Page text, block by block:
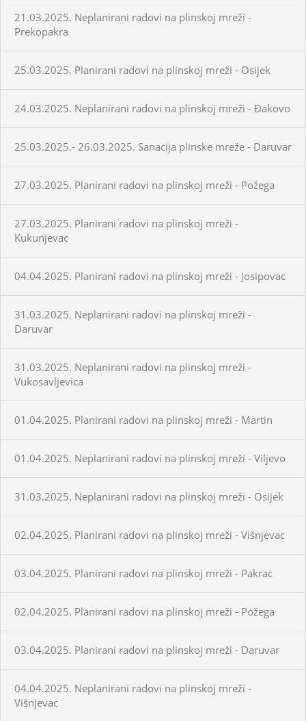
21.03.2025. Neplanirani radovi na plinskoj mreži -
Prekopakra
25.03.2025. Planirani radovi na plinskoj mreži - Osijek
24.03.2025. Neplanirani radovi na plinskoj mreži - Đakovo
25.03.2025.- 26.03.2025. Sanacija plinske mreže - Daruvar
27.03.2025. Planirani radovi na plinskoj mreži - Požega
27.03.2025. Planirani radovi na plinskoj mreži -
Kukunjevac
04.04.2025. Planirani radovi na plinskoj mreži - Josipovac
31.03.2025. Neplanirani radovi na plinskoj mreži -
Daruvar
31.03.2025. Neplanirani radovi na plinskoj mreži -
Vukosavljevica
01.04.2025. Planirani radovi na plinskoj mreži - Martin
01.04.2025. Neplanirani radovi na plinskoj mreži - Viljevo
31.03.2025. Neplanirani radovi na plinskoj mreži - Osijek
02.04.2025. Planirani radovi na plinskoj mreži - Višnjevac
03.04.2025. Planirani radovi na plinskoj mreži - Pakrac
02.04.2025. Planirani radovi na plinskoj mreži - Požega
03.04.2025. Planirani radovi na plinskoj mreži - Daruvar
04.04.2025. Neplanirani radovi na plinskoj mreži -
Višnjevac